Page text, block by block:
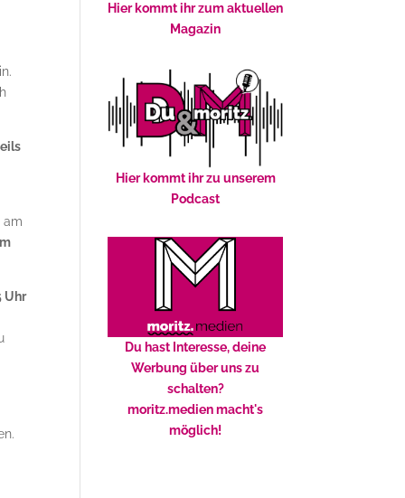
am
Uhr
Hier kommt ihr zum aktuellen
Magazin
Hier kommt ihr zu unserem
Podcast
Du hast Interesse, deine
Werbung über uns zu
schalten?
moritz.medien macht's
möglich!